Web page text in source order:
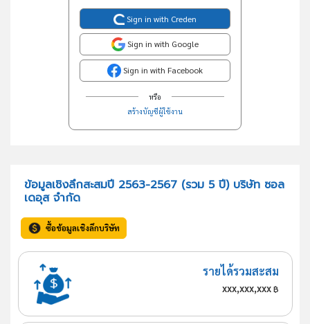
Sign in with Creden
Sign in with Google
Sign in with Facebook
หรือ
สร้างบัญชีผู้ใช้งาน
ข้อมูลเชิงลึกสะสมปี 2563-2567 (รวม 5 ปี) บริษัท ซอล
เดอุส จำกัด
ซื้อข้อมูลเชิงลึกบริษัท
รายได้รวมสะสม
xxx,xxx,xxx฿